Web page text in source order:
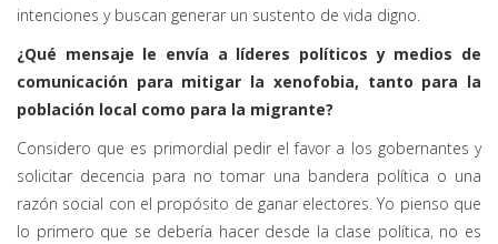
intenciones y buscan generar un sustento de vida digno.
¿Qué mensaje le envía a líderes políticos y medios de
comunicación para mitigar la xenofobia, tanto para la
población local como para la migrante?
Considero que es primordial pedir el favor a los gobernantes y
solicitar decencia para no tomar una bandera política o una
razón social con el propósito de ganar electores. Yo pienso que
lo primero que se debería hacer desde la clase política, no es